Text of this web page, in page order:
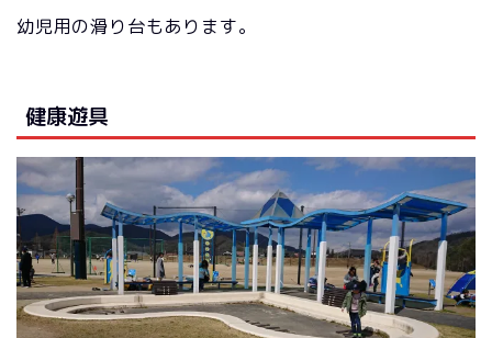
幼児用の滑り台もあります。
健康遊具